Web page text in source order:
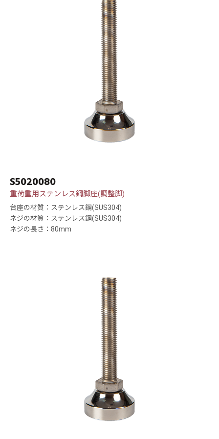
S5020080
重荷重用ステンレス鋼脚座(調整脚)
台座の材質：ステンレス鋼(SUS304)
ネジの材質：ステンレス鋼(SUS304)
ネジの長さ：80mm